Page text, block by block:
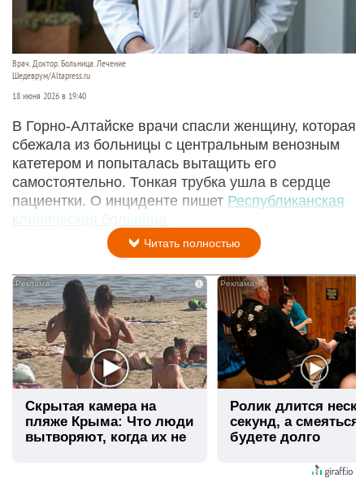
Врач. Доктор. Больница. Лечение
Шедеврум/Altapress.ru
18 июня 2026 в 19:40
В Горно-Алтайске врачи спасли женщину, которая
сбежала из больницы с центральным венозным
катетером и попыталась вытащить его
самостоятельно. Тонкая трубка ушла в сердце
пациентки. О инциденте пишет Республиканская
клиническая больница.
Читать полностью
i
Скрытая камера на
пляже Крыма: Что люди
вытворяют, когда их не
Ролик длится
секунд, а
будете долго